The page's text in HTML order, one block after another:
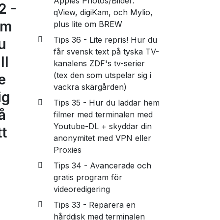
-
qView, digiKam, och Mylio,
plus lite om BREW
Tips 36 - Lite repris! Hur du
får svensk text på tyska TV-
kanalens ZDF's tv-serier
(tex den som utspelar sig i
vackra skärgården)
Tips 35 - Hur du laddar hem
filmer med terminalen med
Youtube-DL + skyddar din
anonymitet med VPN eller
Proxies
Tips 34 - Avancerade och
gratis program för
videoredigering
Tips 33 - Reparera en
hårddisk med terminalen